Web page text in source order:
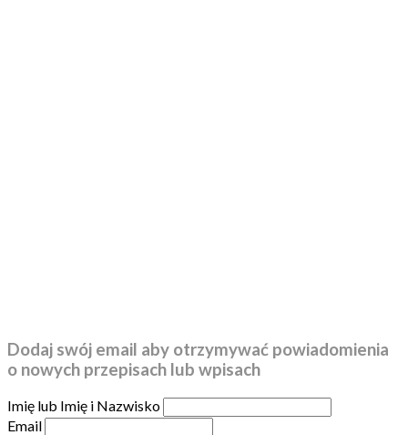
Dodaj swój email aby otrzymywać powiadomienia
o nowych przepisach lub wpisach
Imię lub Imię i Nazwisko
Email